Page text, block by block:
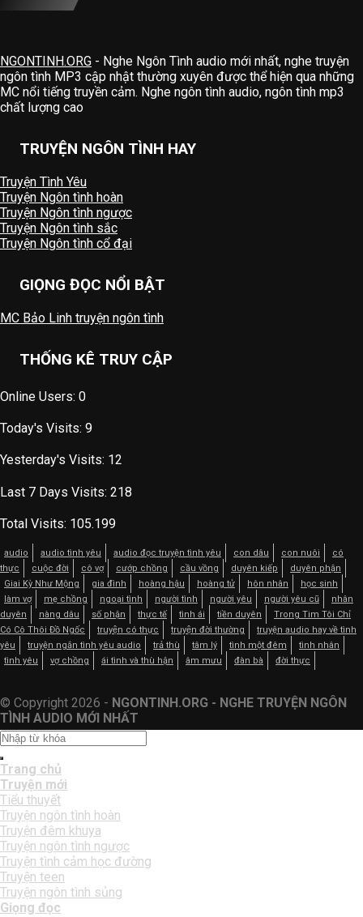
NGONTINH.ORG - Nghe Ngôn Tình audio mới nhất, nghe truyện
ngôn tình MP3 cập nhật thường xuyên được thể hiện qua những
MC nổi tiếng truyền cảm. Nghe ngôn tình audio, ngôn tình mp3
chất lượng cao
TRUYỆN NGÔN TÌNH HAY
Truyện Tình Yêu
Truyện Ngôn tình hoàn
Truyện Ngôn tình ngược
Truyện Ngôn tình sắc
Truyện Ngôn tình cổ đại
GIỌNG ĐỌC NỔI BẬT
MC Bảo Linh truyện ngôn tình
THỐNG KÊ TRUY CẬP
Online Users: 0
Today's Visits: 9
Yesterday's Visits: 12
Last 7 Days Visits: 218
Total Visits: 105.199
audio audio tình yêu audio đọc truyện tình yêu con dâu con nuôi
có
thực
cuộc đời cô vợ cướp chồng cầu vồng duyên kiếp
duyên phận
Giai Kỳ Như Mộng
gia đình hoàng hậu hoàng tử hôn nhân
học sinh
làm vợ
mẹ chồng ngoại tình người tình người yêu người yêu cũ
nhân
duyên
nàng dâu số phận thực tế tình ái tiền duyên
Trong Tim Tôi Chỉ
Có Cô Thôi Đồ Ngốc
truyện có thực truyện đời thường
truyện audio hay về tình
yêu
truyện ngắn tình yêu audio trả thù tâm lý tình một đêm
tình nhân
tình yêu
vợ chồng ái tình và thù hận âm mưu đàn bà đời thực
© Copyright 2026 - NGONTINH.ORG - NGHE TRUYỆN NGÔN
TÌNH AUDIO MỚI NHẤT
Trang chủ
Truyện mới
Tiểu thuyết
Truyện ngôn tình hoàn
Truyện đêm khuya
Truyện ngôn tình ngược
Truyện tình cảm học đường
Truyện teen
Truyện ngôn tình sủng
Giọng đọc